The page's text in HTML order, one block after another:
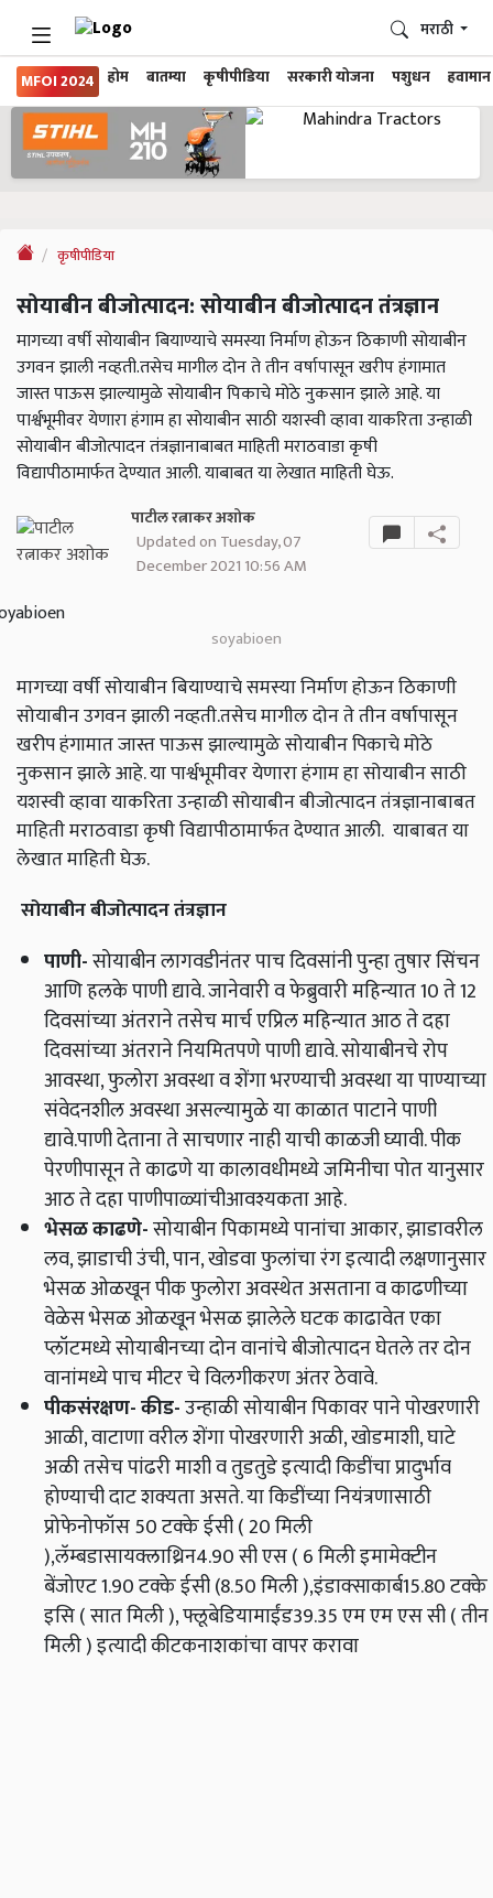
MFOI 2024 होम बातम्या कृषीपीडिया सरकारी योजना पशुधन हवामान
मराठी
कृषीपीडिया
सोयाबीन बीजोत्पादन: सोयाबीन बीजोत्पादन तंत्रज्ञान
मागच्या वर्षी सोयाबीन बियाण्याचे समस्या निर्माण होऊन ठिकाणी सोयाबीन
उगवन झाली नव्हती.तसेच मागील दोन ते तीन वर्षापासून खरीप हंगामात
जास्त पाऊस झाल्यामुळे सोयाबीन पिकाचे मोठे नुकसान झाले आहे. या
पार्श्वभूमीवर येणारा हंगाम हा सोयाबीन साठी यशस्वी व्हावा याकरिता उन्हाळी
सोयाबीन बीजोत्पादन तंत्रज्ञानाबाबत माहिती मराठवाडा कृषी
विद्यापीठामार्फत देण्यात आली. याबाबत या लेखात माहिती घेऊ.
पाटील रत्नाकर अशोक
Updated on Tuesday, 07
December 2021 10:56 AM
soyabioen
मागच्या वर्षी सोयाबीन बियाण्याचे समस्या निर्माण होऊन ठिकाणी
सोयाबीन उगवन झाली नव्हती.तसेच मागील दोन ते तीन वर्षापासून
खरीप हंगामात जास्त पाऊस झाल्यामुळे सोयाबीन पिकाचे मोठे
नुकसान झाले आहे. या पार्श्वभूमीवर येणारा हंगाम हा सोयाबीन साठी
यशस्वी व्हावा याकरिता उन्हाळी सोयाबीन बीजोत्पादन तंत्रज्ञानाबाबत
माहिती मराठवाडा कृषी विद्यापीठामार्फत देण्यात आली. याबाबत या
लेखात माहिती घेऊ.
सोयाबीन बीजोत्पादन तंत्रज्ञान
पाणी-सोयाबीन लागवडीनंतर पाच दिवसांनी पुन्हा तुषार सिंचन
आणि हलके पाणी द्यावे. जानेवारी व फेब्रुवारी महिन्यात 10 ते 12
दिवसांच्या अंतराने तसेच मार्च एप्रिल महिन्यात आठ ते दहा
दिवसांच्या अंतराने नियमितपणे पाणी द्यावे. सोयाबीनचे रोप
आवस्था, फुलोरा अवस्था व शेंगा भरण्याची अवस्था या पाण्याच्या
संवेदनशील अवस्था असल्यामुळे या काळात पाटाने पाणी
द्यावे.पाणी देताना ते साचणार नाही याची काळजी घ्यावी. पीक
पेरणीपासून ते काढणे या कालावधीमध्ये जमिनीचा पोत यानुसार
आठ ते दहा पाणीपाळ्यांचीआवश्यकता आहे.
भेसळ काढणे-सोयाबीन पिकामध्ये पानांचा आकार, झाडावरील
लव, झाडाची उंची, पान, खोडवा फुलांचा रंग इत्यादी लक्षणानुसार
भेसळ ओळखून पीक फुलोरा अवस्थेत असताना व काढणीच्या
वेळेस भेसळ ओळखून भेसळ झालेले घटक काढावेत एका
प्लॉटमध्ये सोयाबीनच्या दोन वानांचे बीजोत्पादन घेतले तर दोन
वानांमध्ये पाच मीटर चे विलगीकरण अंतर ठेवावे.
पीकसंरक्षण-कीड-उन्हाळी सोयाबीन पिकावर पाने पोखरणारी
आळी, वाटाणा वरील शेंगा पोखरणारी अळी, खोडमाशी, घाटे
अळी तसेच पांढरी माशी व तुडतुडे इत्यादी किडींचा प्रादुर्भाव
होण्याची दाट शक्यता असते. या किडींच्या नियंत्रणासाठी
प्रोफेनोफॉस 50 टक्के ईसी ( 20 मिली
),लॅम्बडासायक्लाथ्रिन4.90 सी एस ( 6 मिली इमामेक्टीन
बेंजोएट 1.90 टक्के ईसी (8.50 मिली ),इंडाक्साकार्ब15.80 टक्के
इसि ( सात मिली ), फ्लूबेडियामाईंड39.35 एम एम एस सी ( तीन
मिली ) इत्यादी कीटकनाशकांचा वापर करावा